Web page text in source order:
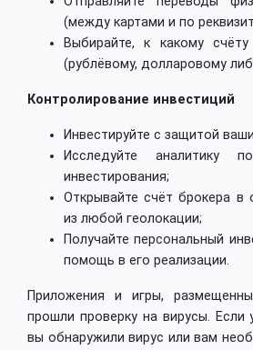
(между картами и по
Выбирайте, к какому счёту
(рублёвому, долларовому
Контролирование инвестиций
Инвестируйте с защитой
Исследуйте аналитику
инвестирования;
Открывайте счёт брокера в
из любой геолокации;
Получайте персональный
помощь в его реализации.
Приложения и игры,
прошли проверку на вирусы. Если
вы обнаружили вирус или вам